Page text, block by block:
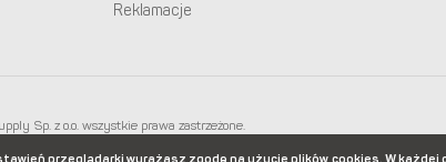
Reklamacje
Sp. z o.o. wszystkie prawa zastrzeżone.